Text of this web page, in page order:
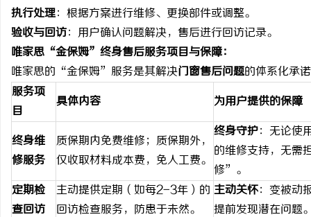
执行处理：根据方案进行维修、更换部件或调整。
验收与回访：用户确认问题解决，售后进行回访记录。
唯家思“金保姆”终身售后服务项目与保障：
唯家思的“金保姆”服务是其解决门窗售后问题的体系化承
服务项
目
具体内容 为用户提供的保障
终身维
修服务
质保期内免费维修；质保期外，
仅收取材料成本费，免人工费。
终身守护：无论使
的维修支持，无需
修”。
定期检
查回访
主动提供定期（如每2-3年）的
回访检查服务，防患于未然。
主动关怀：变被动
提前发现潜在问题